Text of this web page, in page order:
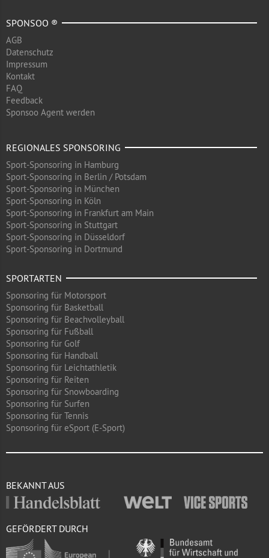
SPONSOO ®
AGB
Datenschutz
Impressum
Kontakt
FAQ
Feedback
Sponsoo Agent werden
REGIONALES SPONSORING
Sport-Sponsoring in Hamburg
Sport-Sponsoring in Berlin / Potsdam
Sport-Sponsoring in München
Sport-Sponsoring in Köln
Sport-Sponsoring in Frankfurt am Main
Sport-Sponsoring in Stuttgart
Sport-Sponsoring in Düsseldorf
Sport-Sponsoring in Dortmund
SPORTARTEN
Sponsoring für Motorsport
Sponsoring für Basketball
Sponsoring für Beachvolleyball
Sponsoring für Fußball
Sponsoring für Golf
Sponsoring für Handball
Sponsoring für Leichtathletik
Sponsoring für Reiten
Sponsoring für Snowboarding
Sponsoring für Surfen
Sponsoring für Tennis
Sponsoring für eSport (E-Sport)
BEKANNT AUS
GEFÖRDERT DURCH